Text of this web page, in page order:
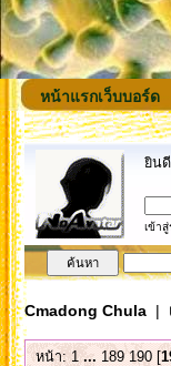
หน้าแรกเว็บบอร์ด
ยิน
เข้า
Cmadong Chula|
หน้า:1 ... 189 190[